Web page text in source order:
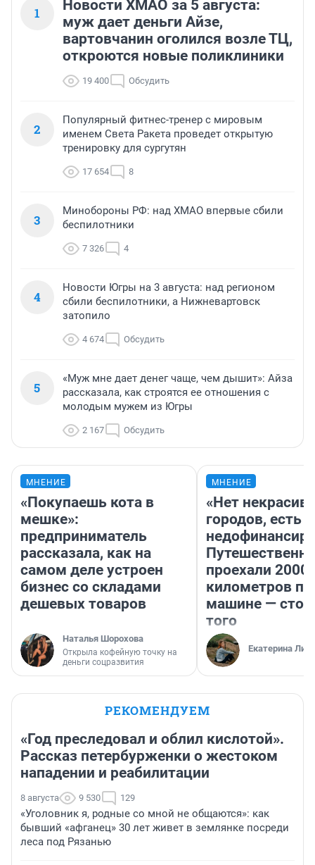
1
Новости ХМАО за 5 августа:
муж дает деньги Айзе,
вартовчанин оголился возле ТЦ,
откроются новые поликлиники
19 400 Обсудить
2
Популярный фитнес-тренер с мировым
именем Света Ракета проведет открытую
тренировку для сургутян
17 654 8
3
Минобороны РФ: над ХМАО впервые сбили
беспилотники
7 326 4
4
Новости Югры на 3 августа: над регионом
сбили беспилотники, а Нижневартовск
затопило
4 674 Обсудить
5
«Муж мне дает денег чаще, чем дышит»: Айза
рассказала, как строятся ее отношения с
молодым мужем из Югры
2 167 Обсудить
МНЕНИЕ
«Покупаешь кота в
мешке»:
предприниматель
рассказала, как на
самом деле устроен
бизнес со складами
дешевых товаров
Наталья Шорохова
Открыла кофейную точку на
деньги соцразвития
МНЕНИЕ
«Нет
городов, есть
проехали 2000
километров по
машине —
того
Екатерина
РЕКОМЕНДУЕМ
«Год преследовал и облил кислотой».
Рассказ петербурженки о жестоком
нападении и реабилитации
8 августа 9 530 129
«Уголовник я, родные со мной не общаются»: как
бывший «афганец» 30 лет живет в землянке посреди
леса под Рязанью